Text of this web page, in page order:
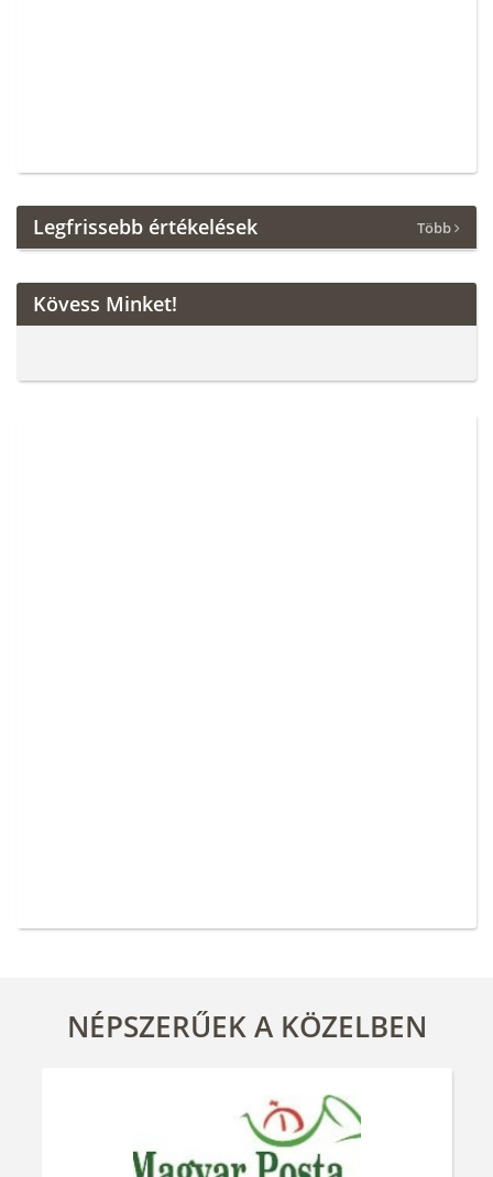
Legfrissebb értékelések Több
Kövess Minket!
NÉPSZERŰEK A KÖZELBEN